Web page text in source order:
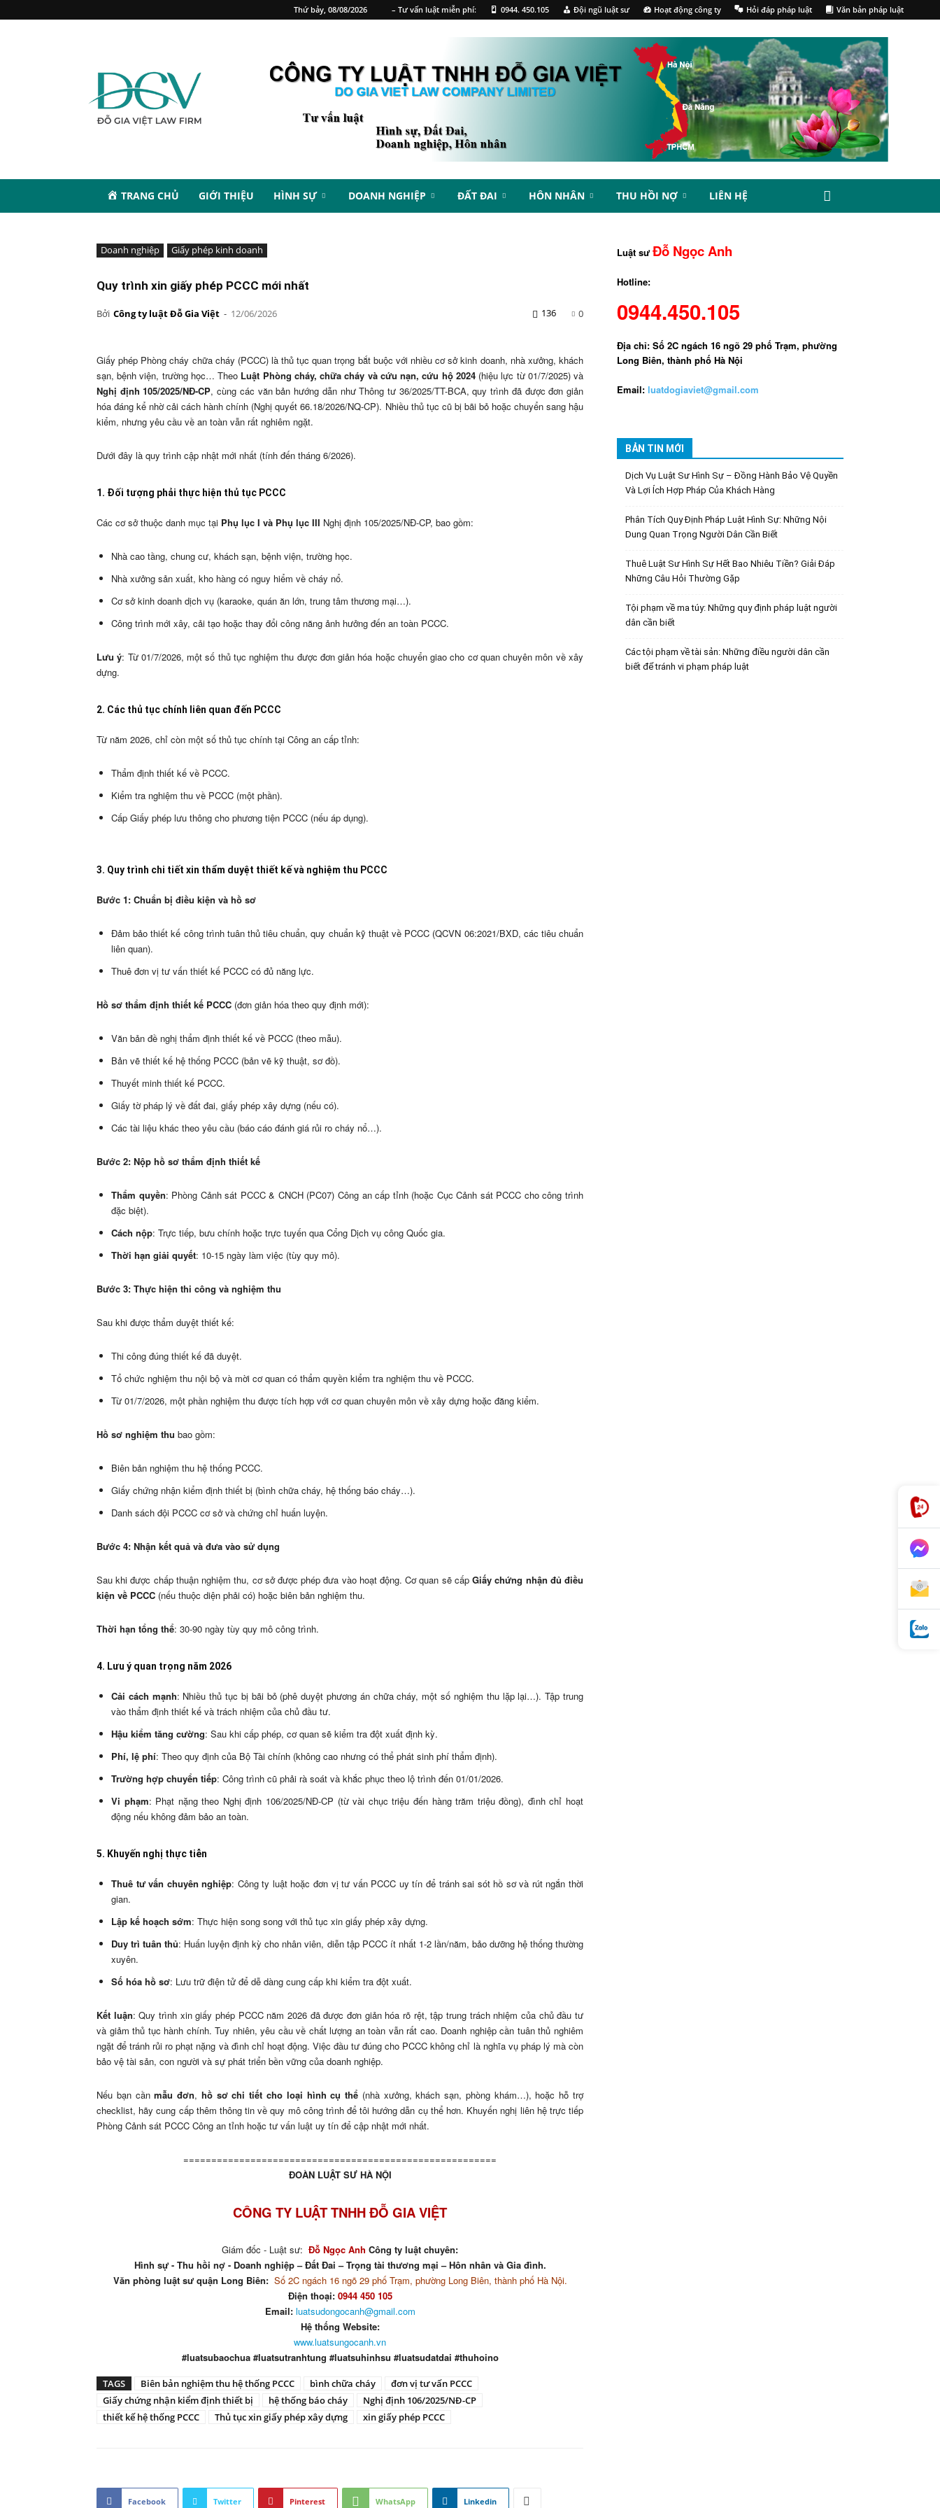
Thứ bảy, 08/08/2026 – Tư vấn luật miễn phí: 0944. 450.105 Đội ngũ luật sư Hoạt động công ty Hỏi đáp pháp luật Văn bản pháp luật
TRANG CHỦ GIỚI THIỆU HÌNH SỰ DOANH NGHIỆP ĐẤT ĐAI HÔN NHÂN THU HỒI NỢ LIÊN HỆ
Doanh nghiệp Giấy phép kinh doanh
Quy trình xin giấy phép PCCC mới nhất
Bởi Công ty luật Đỗ Gia Việt - 12/06/2026 0
136
Giấy phép Phòng cháy chữa cháy (PCCC) là thủ tục quan trọng bắt buộc với nhiều cơ sở kinh doanh, nhà xưởng, khách
sạn, bệnh viện, trường học… Theo Luật Phòng cháy, chữa cháy và cứu nạn, cứu hộ 2024(hiệu lực từ 01/7/2025) và
Nghị định 105/2025/NĐ-CP, cùng các văn bản hướng dẫn như Thông tư 36/2025/TT-BCA, quy trình đã được đơn giản
hóa đáng kể nhờ cải cách hành chính (Nghị quyết 66.18/2026/NQ-CP). Nhiều thủ tục cũ bị bãi bỏ hoặc chuyển sang hậu
kiểm, nhưng yêu cầu về an toàn vẫn rất nghiêm ngặt.
Dưới đây là quy trình cập nhật mới nhất (tính đến tháng 6/2026).
1. Đối tượng phải thực hiện thủ tục PCCC
Các cơ sở thuộc danh mục tại Phụ lục I và Phụ lục III Nghị định 105/2025/NĐ-CP, bao gồm:
Nhà cao tầng, chung cư, khách sạn, bệnh viện, trường học.
Nhà xưởng sản xuất, kho hàng có nguy hiểm về cháy nổ.
Cơ sở kinh doanh dịch vụ (karaoke, quán ăn lớn, trung tâm thương mại…).
Công trình mới xây, cải tạo hoặc thay đổi công năng ảnh hưởng đến an toàn PCCC.
Lưu ý: Từ 01/7/2026, một số thủ tục nghiệm thu được đơn giản hóa hoặc chuyển giao cho cơ quan chuyên môn về xây
dựng.
2. Các thủ tục chính liên quan đến PCCC
Từ năm 2026, chỉ còn một số thủ tục chính tại Công an cấp tỉnh:
Thẩm định thiết kế về PCCC.
Kiểm tra nghiệm thu về PCCC (một phần).
Cấp Giấy phép lưu thông cho phương tiện PCCC (nếu áp dụng).
3. Quy trình chi tiết xin thẩm duyệt thiết kế và nghiệm thu PCCC
Bước 1: Chuẩn bị điều kiện và hồ sơ
Đảm bảo thiết kế công trình tuân thủ tiêu chuẩn, quy chuẩn kỹ thuật về PCCC (QCVN 06:2021/BXD, các tiêu chuẩn
liên quan).
Thuê đơn vị tư vấn thiết kế PCCC có đủ năng lực.
Hồ sơ thẩm định thiết kế PCCC (đơn giản hóa theo quy định mới):
Văn bản đề nghị thẩm định thiết kế về PCCC (theo mẫu).
Bản vẽ thiết kế hệ thống PCCC (bản vẽ kỹ thuật, sơ đồ).
Thuyết minh thiết kế PCCC.
Giấy tờ pháp lý về đất đai, giấy phép xây dựng (nếu có).
Các tài liệu khác theo yêu cầu (báo cáo đánh giá rủi ro cháy nổ…).
Bước 2: Nộp hồ sơ thẩm định thiết kế
Thẩm quyền: Phòng Cảnh sát PCCC & CNCH (PC07) Công an cấp tỉnh (hoặc Cục Cảnh sát PCCC cho công trình
đặc biệt).
Cách nộp: Trực tiếp, bưu chính hoặc trực tuyến qua Cổng Dịch vụ công Quốc gia.
Thời hạn giải quyết: 10-15 ngày làm việc (tùy quy mô).
Bước 3: Thực hiện thi công và nghiệm thu
Sau khi được thẩm duyệt thiết kế:
Thi công đúng thiết kế đã duyệt.
Tổ chức nghiệm thu nội bộ và mời cơ quan có thẩm quyền kiểm tra nghiệm thu về PCCC.
Từ 01/7/2026, một phần nghiệm thu được tích hợp với cơ quan chuyên môn về xây dựng hoặc đăng kiểm.
Hồ sơ nghiệm thu bao gồm:
Biên bản nghiệm thu hệ thống PCCC.
Giấy chứng nhận kiểm định thiết bị (bình chữa cháy, hệ thống báo cháy…).
Danh sách đội PCCC cơ sở và chứng chỉ huấn luyện.
Bước 4: Nhận kết quả và đưa vào sử dụng
Sau khi được chấp thuận nghiệm thu, cơ sở được phép đưa vào hoạt động. Cơ quan sẽ cấpGiấy chứng nhận đủ điều
kiện về PCCC (nếu thuộc diện phải có) hoặc biên bản nghiệm thu.
Thời hạn tổng thể: 30-90 ngày tùy quy mô công trình.
4. Lưu ý quan trọng năm 2026
Cải cách mạnh: Nhiều thủ tục bị bãi bỏ (phê duyệt phương án chữa cháy, một số nghiệm thu lặp lại…). Tập trung
vào thẩm định thiết kế và trách nhiệm của chủ đầu tư.
Hậu kiểm tăng cường: Sau khi cấp phép, cơ quan sẽ kiểm tra đột xuất định kỳ.
Phí, lệ phí: Theo quy định của Bộ Tài chính (không cao nhưng có thể phát sinh phí thẩm định).
Trường hợp chuyển tiếp: Công trình cũ phải rà soát và khắc phục theo lộ trình đến 01/01/2026.
Vi phạm: Phạt nặng theo Nghị định 106/2025/NĐ-CP (từ vài chục triệu đến hàng trăm triệu đồng), đình chỉ hoạt
động nếu không đảm bảo an toàn.
5. Khuyến nghị thực tiễn
Thuê tư vấn chuyên nghiệp: Công ty luật hoặc đơn vị tư vấn PCCC uy tín để tránh sai sót hồ sơ và rút ngắn thời
gian.
Lập kế hoạch sớm: Thực hiện song song với thủ tục xin giấy phép xây dựng.
Duy trì tuân thủ: Huấn luyện định kỳ cho nhân viên, diễn tập PCCC ít nhất 1-2 lần/năm, bảo dưỡng hệ thống thường
xuyên.
Số hóa hồ sơ: Lưu trữ điện tử để dễ dàng cung cấp khi kiểm tra đột xuất.
Kết luận: Quy trình xin giấy phép PCCC năm 2026 đã được đơn giản hóa rõ rệt, tập trung trách nhiệm của chủ đầu tư
và giảm thủ tục hành chính. Tuy nhiên, yêu cầu về chất lượng an toàn vẫn rất cao. Doanh nghiệp cần tuân thủ nghiêm
ngặt để tránh rủi ro phạt nặng và đình chỉ hoạt động. Việc đầu tư đúng cho PCCC không chỉ là nghĩa vụ pháp lý mà còn
bảo vệ tài sản, con người và sự phát triển bền vững của doanh nghiệp.
Nếu bạn cầnmẫu đơn, hồ sơ chi tiết cho loại hình cụ thể (nhà xưởng, khách sạn, phòng khám…), hoặc hỗ trợ
checklist, hãy cung cấp thêm thông tin về quy mô công trình để tôi hướng dẫn cụ thể hơn. Khuyến nghị liên hệ trực tiếp
Phòng Cảnh sát PCCC Công an tỉnh hoặc tư vấn luật uy tín để cập nhật mới nhất.
========================================================
ĐOÀN LUẬT SƯ HÀ NỘI
CÔNG TY LUẬT TNHH ĐỖ GIA VIỆT
Giám đốc - Luật sư: Đỗ Ngọc Anh Công ty luật chuyên:
Hình sự - Thu hồi nợ - Doanh nghiệp – Đất Đai – Trọng tài thương mại – Hôn nhân và Gia đình.
Văn phòng luật sư quận Long Biên: Số 2C ngách 16 ngõ 29 phố Trạm, phường Long Biên, thành phố Hà Nội.
Điện thoại: 0944 450 105
Email: luatsudongocanh@gmail.com
Hệ thống Website:
www.luatsungocanh.vn
#luatsubaochua #luatsutranhtung #luatsuhinhsu #luatsudatdai #thuhoino
TAGS Biên bản nghiệm thu hệ thống PCCC bình chữa cháy
đơn vị tư vấn PCCC
Giấy chứng nhận kiểm định thiết bị
hệ thống báo cháy
Nghị định 106/2025/NĐ-CP
thiết kế hệ thống PCCC
Thủ tục xin giấy phép xây dựng xin giấy phép PCCC
Facebook Twitter Pinterest WhatsApp Linkedin
Luật sưĐỗ Ngọc Anh
Hotline:
0944.450.105
Địa chỉ: Số 2C ngách 16 ngõ 29 phố Trạm, phường
Long Biên, thành phố Hà Nội
Email: luatdogiaviet@gmail.com
BẢN TIN MỚI
Dịch Vụ Luật Sư Hình Sự – Đồng Hành Bảo Vệ Quyền
Và Lợi Ích Hợp Pháp Của Khách Hàng
Phân Tích Quy Định Pháp Luật Hình Sự: Những Nội
Dung Quan Trọng Người Dân Cần Biết
Thuê Luật Sư Hình Sự Hết Bao Nhiêu Tiền? Giải Đáp
Những Câu Hỏi Thường Gặp
Tội phạm về ma túy: Những quy định pháp luật người
dân cần biết
Các tội phạm về tài sản: Những điều người dân cần
biết để tránh vi phạm pháp luật